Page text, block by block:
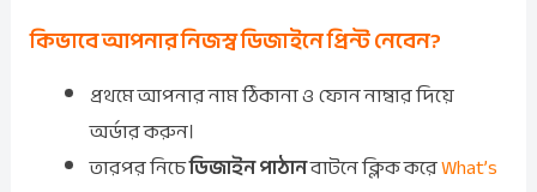
কিভাবে আপনার নিজস্ব ডিজাইনে প্রিন্ট নেবেন?
প্রথমে আপনার নাম ঠিকানা ও ফোন নাম্বার দিয়ে
অর্ডার করুন।
তারপর নিচেডিজাইন পাঠানবাটনে ক্লিক করেWhat’s